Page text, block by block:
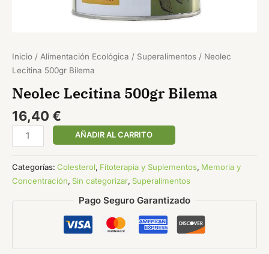
Inicio / Alimentación Ecológica / Superalimentos / Neolec
Lecitina 500gr Bilema
Neolec Lecitina 500gr Bilema
16,40 €
AÑADIR AL CARRITO
Categorías: Colesterol, Fitoterapia y Suplementos, Memoria y
Concentración, Sin categorizar, Superalimentos
Pago Seguro Garantizado